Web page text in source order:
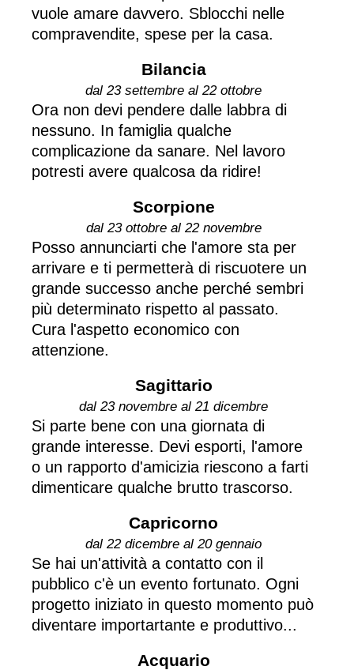
vuole amare davvero. Sblocchi nelle
compravendite, spese per la casa.
Bilancia
dal 23 settembre al 22 ottobre
Ora non devi pendere dalle labbra di
nessuno. In famiglia qualche
complicazione da sanare. Nel lavoro
potresti avere qualcosa da ridire!
Scorpione
dal 23 ottobre al 22 novembre
Posso annunciarti che l'amore sta per
arrivare e ti permetterà di riscuotere un
grande successo anche perché sembri
più determinato rispetto al passato.
Cura l'aspetto economico con
attenzione.
Sagittario
dal 23 novembre al 21 dicembre
Si parte bene con una giornata di
grande interesse. Devi esporti, l'amore
o un rapporto d'amicizia riescono a farti
dimenticare qualche brutto trascorso.
Capricorno
dal 22 dicembre al 20 gennaio
Se hai un'attività a contatto con il
pubblico c'è un evento fortunato. Ogni
progetto iniziato in questo momento può
diventare importartante e produttivo...
Acquario